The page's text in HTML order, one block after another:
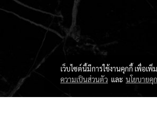
เว็บไซต์นี้มีการใช้งานคุกกี้ เพื่อเ
ความเป็นส่วนตัว และ นโยบายคุ